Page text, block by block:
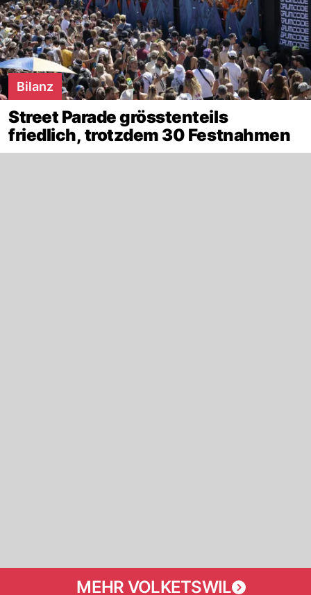
Bilanz
Street Parade grösstenteils
friedlich, trotzdem 30 Festnahmen
MEHR VOLKETSWIL